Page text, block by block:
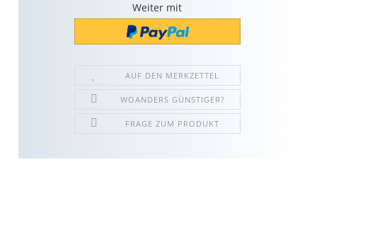
Weiter mit
AUF DEN MERKZETTEL
WOANDERS GÜNSTIGER?
FRAGE ZUM PRODUKT